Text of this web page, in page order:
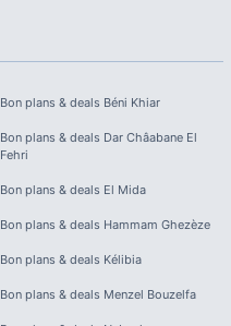
Bon plans & deals Béni Khiar
Bon plans & deals Dar Châabane El
Fehri
Bon plans & deals El Mida
Bon plans & deals Hammam Ghezèze
Bon plans & deals Kélibia
Bon plans & deals Menzel Bouzelfa